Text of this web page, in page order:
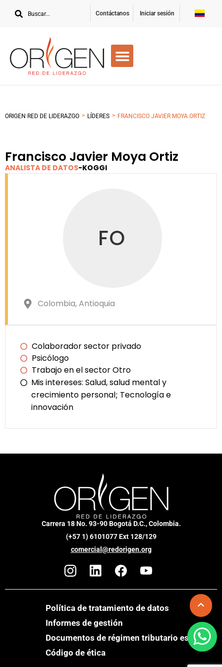
Contáctanos Iniciar sesión
ORIGEN RED DE LIDERAZGO > LÍDERES > FRANCISCO JAVIER MOYA ORTIZ
Francisco Javier Moya Ortiz
ANALISTA DE DATOS-KOGGI
FO
Colombia, Antioquia
Colaborador sector privado
Psicólogo
Trabajo en el sector Otro
Mis intereses: Salud, salud mental y
crecimiento personal; Tecnología e
innovación
Carrera 18 No. 93-90 Bogotá D.C., Colombia.
(+57 1) 6101077 Ext 128/129
comercial@redorigen.org
Política de tratamiento de datos
Informes de gestión
Documentos de régimen tributario especial
Código de ética